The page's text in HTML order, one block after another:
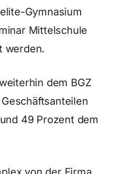
Gymnasium
Mittelschule
werden.
dem BGZ
49 Prozent dem